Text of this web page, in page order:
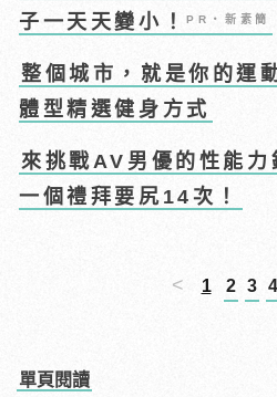
子一天天變小！PR・新素簡
整個城市，就是你的運
體型精選健身方式
來挑戰AV男優的性能力
一個禮拜要尻14次！
< 1 2 3 4
單頁閱讀